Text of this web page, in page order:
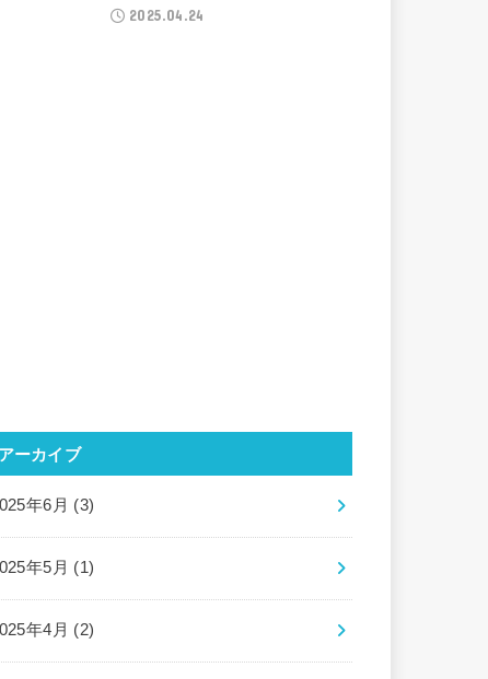
2025.04.24
アーカイブ
年6月 (3)
年5月 (1)
年4月 (2)